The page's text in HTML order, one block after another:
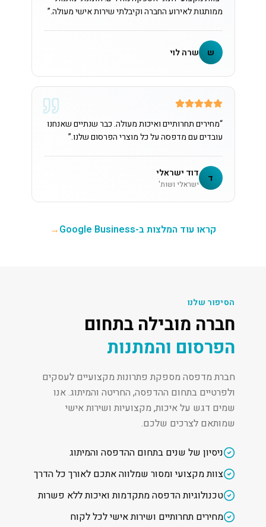
ממותגות לאירוע החברה וקיבלתי שירות אישי מעולה.”
ש שרה לוי
“מחירים תחרותיים ואיכות מעולה. כבר שנתיים שאנחנו
עובדים עם מדפסה על כל מוצרי הפרסום שלנו.”
ד דוד ישראלי
ישראלי ושות'
קראו עוד המלצות ב-Google Business →
הסיפור שלנו
חברה מובילה בתחום
הפרסום והמתנות
חברת מדפסה מספקת פתרונות מקצועיים לעסקים
ולפרטיים בתחום ההדפסה, החריטה והמיתוג. אנו
שמים דגש על איכות, מקצועיות ושירות אישי
שמותאם לצרכים שלכם.
ניסיון של שנים בתחום ההדפסה והמיתוג
צוות מקצועי ומסור שמלווה אתכם לאורך כל הדרך
טכנולוגיות הדפסה מתקדמות ואיכות ללא פשרות
מחירים תחרותיים ושירות אישי לכל לקוח